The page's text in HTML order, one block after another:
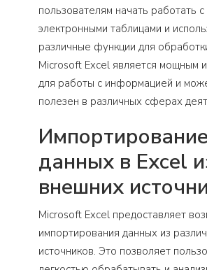
пользователям начать работать с
электронными таблицами и
различные функции для
Microsoft Excel является мощным
для работы с информацией и
полезен в различных сферах
Импортирование
данных в Excel
внешних
Microsoft Excel предоставляет
импортирования данных из
источников. Это позволяет